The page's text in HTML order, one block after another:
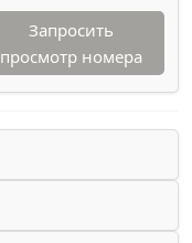
Запросить
просмотр номера